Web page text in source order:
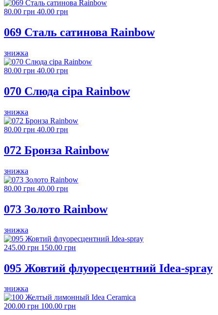
80.00 грн 40.00 грн
069 Сталь сатинова Rainbow
знижка
80.00 грн 40.00 грн
070 Слюда сіра Rainbow
знижка
80.00 грн 40.00 грн
072 Бронза Rainbow
знижка
80.00 грн 40.00 грн
073 Золото Rainbow
знижка
245.00 грн 150.00 грн
095 Жовтий флуоресцентний Idea-spray
знижка
200.00 грн 100.00 грн